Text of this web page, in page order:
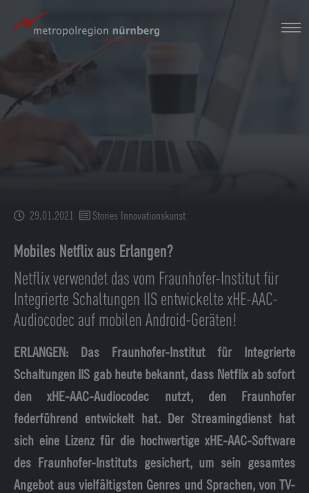
Hauptinhalt
springen
29.01.2021 Stories Innovationskunst
Mobiles Netflix aus Erlangen?
Netflix verwendet das vom Fraunhofer-Institut für
Integrierte Schaltungen IIS entwickelte xHE-AAC-
Audiocodec auf mobilen Android-Geräten!
ERLANGEN: Das Fraunhofer-Institut für Integrierte
Schaltungen IIS gab heute bekannt, dass Netflix ab sofort
den xHE-AAC-Audiocodec nutzt, den Fraunhofer
federführend entwickelt hat. Der Streamingdienst hat
sich eine Lizenz für die hochwertige xHE-AAC-Software
des Fraunhofer-Instituts gesichert, um sein gesamtes
Angebot aus vielfältigsten Genres und Sprachen, von TV-